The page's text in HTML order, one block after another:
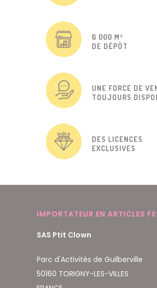
6 000 M²
DE DÉPÔT
UNE FORCE DE
TOUJOURS
DES LICENCES
EXCLUSIVES
IMPORTATEUR EN ARTICLES
SAS Ptit Clown
Parc d'Activités de Guilberville
50160 TORIGNY-LES-VILLES